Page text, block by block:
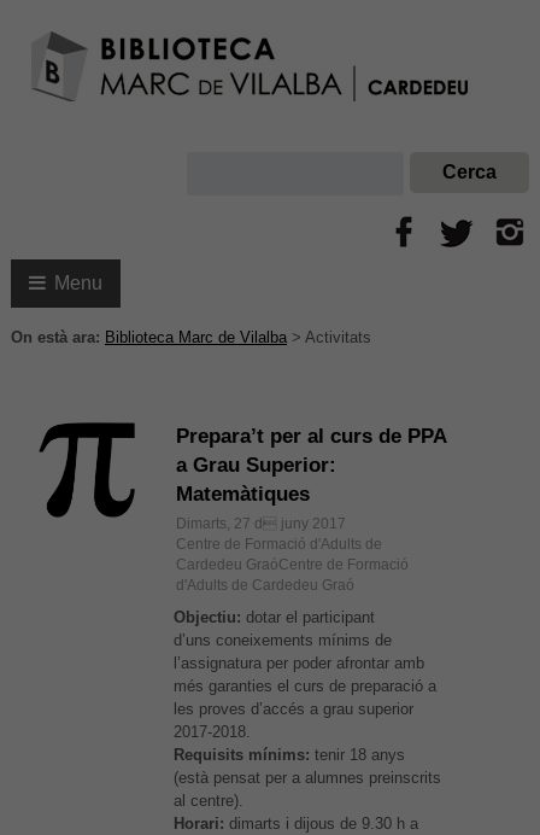
Menu
On està ara: Biblioteca Marc de Vilalba> Activitats
Prepara’t per al curs de PPA
a Grau Superior:
Matemàtiques
Dimarts, 27 d juny 2017
Centre de Formació d'Adults de
Cardedeu GraóCentre de Formació
d'Adults de Cardedeu Graó
Objectiu: dotar el participant
d’uns coneixements mínims de
l’assignatura per poder afrontar amb
més garanties el curs de preparació a
les proves d’accés a grau superior
2017-2018.
Requisits mínims: tenir 18 anys
(està pensat per a alumnes preinscrits
al centre).
Horari: dimarts i dijous de 9.30 h a